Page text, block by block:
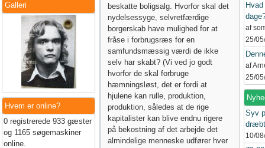
Galleri
Hvem er online?
0 registrerede 933 gæster
og 1165 søgemaskiner
online.
beskatte boligsalg. Hvorfor skal det
nydelsessyge, selvretfærdige
borgerskab have mulighed for at
fråse i forbrugsræs for en
samfundsmæssig værdi de ikke
selv har skabt? (Vi ved jo godt
hvorfor de skal forbruge
hæmningsløst, det er fordi at
hjulene kan rulle, produktion,
produktion, således at de rige
kapitalister kan blive endnu rigere
på bekostning af det arbejde det
almindelige menneske udfører hver
af
25/
af
25/
Syv
10/